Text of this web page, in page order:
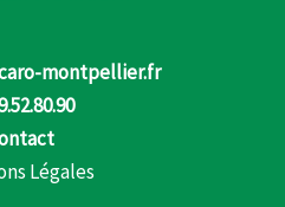
montpellier.fr
Légales